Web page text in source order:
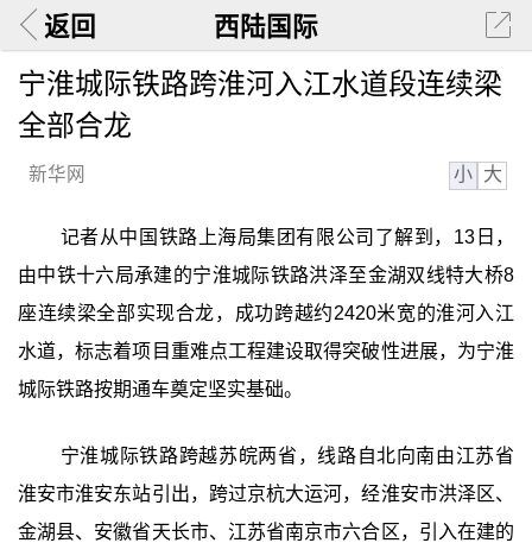
返回 西陆国际
宁淮城际铁路跨淮河入江水道段连续梁
全部合龙
新华网 小 大
记者从中国铁路上海局集团有限公司了解到，13日，
由中铁十六局承建的宁淮城际铁路洪泽至金湖双线特大桥8
座连续梁全部实现合龙，成功跨越约2420米宽的淮河入江
水道，标志着项目重难点工程建设取得突破性进展，为宁淮
城际铁路按期通车奠定坚实基础。
宁淮城际铁路跨越苏皖两省，线路自北向南由江苏省
淮安市淮安东站引出，跨过京杭大运河，经淮安市洪泽区、
金湖县、安徽省天长市、江苏省南京市六合区，引入在建的